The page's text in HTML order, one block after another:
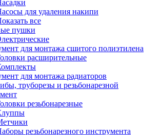
для удаления накипи
все
пушки
для монтажа сшитого полиэтилена
расширительные
для монтажа радиаторов
труборезы и резьбонарезной
резьбонарезные
резьбонарезного инструмента